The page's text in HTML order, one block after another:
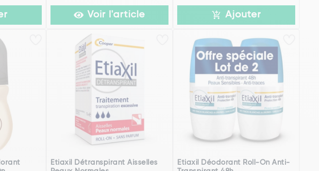
Voir l'article Ajouter
Etiaxil Détranspirant Aisselles
Etiaxil Déodorant Roll-On Anti-